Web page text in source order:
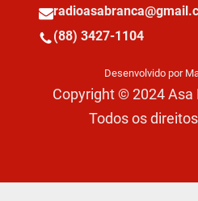
(88) 3427-1104
Desenvolvido por
Copyright © 2024 Asa
Todos os